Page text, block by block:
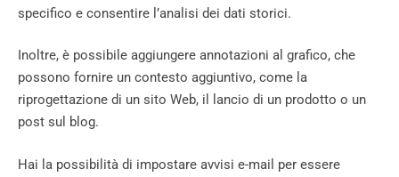
specifico e consentire l’analisi dei dati storici.
Inoltre, è possibile aggiungere annotazioni al grafico, che
possono fornire un contesto aggiuntivo, come la
riprogettazione di un sito Web, il lancio di un prodotto o un
post sul blog.
Hai la possibilità di impostare avvisi e-mail per essere